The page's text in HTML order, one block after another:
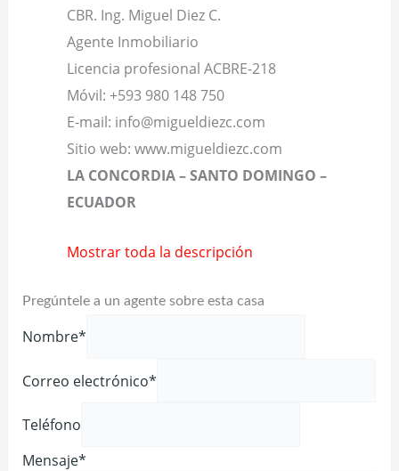
CBR. Ing. Miguel Diez C.
Agente Inmobiliario
Licencia profesional ACBRE-218
Móvil: +593 980 148 750
E-mail: info@migueldiezc.com
Sitio web: www.migueldiezc.com
LA CONCORDIA – SANTO DOMINGO –
ECUADOR
Mostrar toda la descripción
Pregúntele a un agente sobre esta casa
Nombre*
Correo electrónico*
Teléfono
Mensaje*